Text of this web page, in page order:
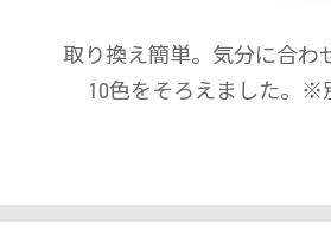
取り換え簡単。気分に合わ
10色をそろえました。※